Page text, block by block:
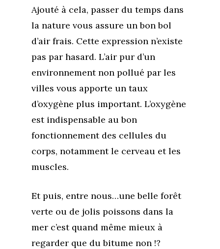
Ajouté à cela, passer du temps dans
la nature vous assure un bon bol
d’air frais. Cette expression n’existe
pas par hasard. L’air pur d’un
environnement non pollué par les
villes vous apporte un taux
d’oxygène plus important. L’oxygène
est indispensable au bon
fonctionnement des cellules du
corps, notamment le cerveau et les
muscles.
Et puis, entre nous…une belle forêt
verte ou de jolis poissons dans la
mer c’est quand même mieux à
regarder que du bitume non !?